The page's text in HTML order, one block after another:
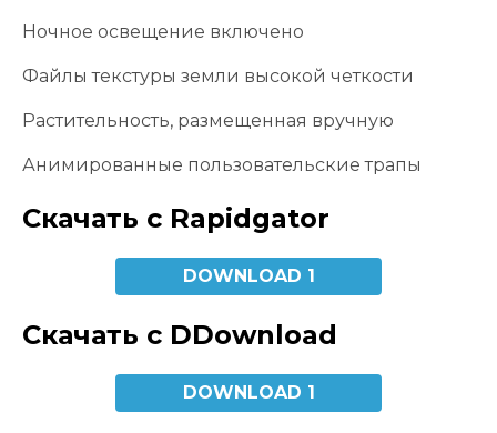
Ночное освещение включено
Файлы текстуры земли высокой четкости
Растительность, размещенная вручную
Анимированные пользовательские трапы
Скачать с Rapidgator
DOWNLOAD 1
Скачать с DDownload
DOWNLOAD 1